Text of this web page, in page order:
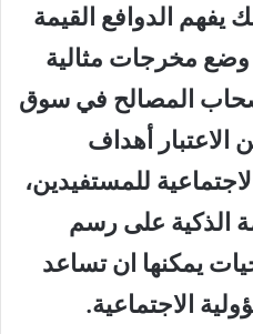
يفهم الدوافع القيمة
وضع مخرجات مثالية
المصالح في سوق
الاعتبار أهداف
للمستفيدين،
الذكية على رسم
يمكنها ان تساعد
الاجتماعية.